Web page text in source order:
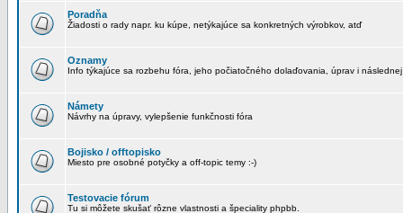
Poradňa
Žiadosti o rady napr. ku kúpe, netýkajúce sa konkretných výrobkov, atď
Oznamy
Info týkajúce sa rozbehu fóra, jeho počiatočného dolaďovania, úprav i
Námety
Návrhy na úpravy, vylepšenie funkčnosti fóra
Bojisko / offtopisko
Miesto pre osobné potyčky a off-topic temy :-)
Testovacie fórum
Tu si môžete skušať rôzne vlastnosti a špeciality phpbb.